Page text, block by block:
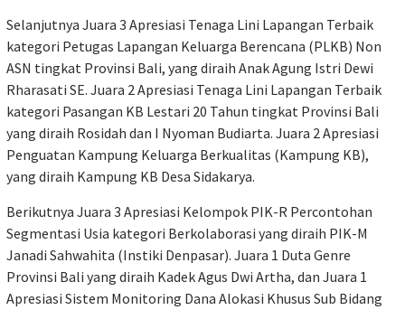
Selanjutnya Juara 3 Apresiasi Tenaga Lini Lapangan Terbaik
kategori Petugas Lapangan Keluarga Berencana (PLKB) Non
ASN tingkat Provinsi Bali, yang diraih Anak Agung Istri Dewi
Rharasati SE. Juara 2 Apresiasi Tenaga Lini Lapangan Terbaik
kategori Pasangan KB Lestari 20 Tahun tingkat Provinsi Bali
yang diraih Rosidah dan I Nyoman Budiarta. Juara 2 Apresiasi
Penguatan Kampung Keluarga Berkualitas (Kampung KB),
yang diraih Kampung KB Desa Sidakarya.
Berikutnya Juara 3 Apresiasi Kelompok PIK-R Percontohan
Segmentasi Usia kategori Berkolaborasi yang diraih PIK-M
Janadi Sahwahita (Instiki Denpasar). Juara 1 Duta Genre
Provinsi Bali yang diraih Kadek Agus Dwi Artha, dan Juara 1
Apresiasi Sistem Monitoring Dana Alokasi Khusus Sub Bidang